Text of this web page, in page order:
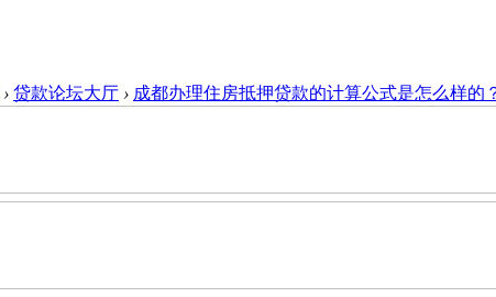
› 贷款论坛大厅 › 成都办理住房抵押贷款的计算公式是怎么样的